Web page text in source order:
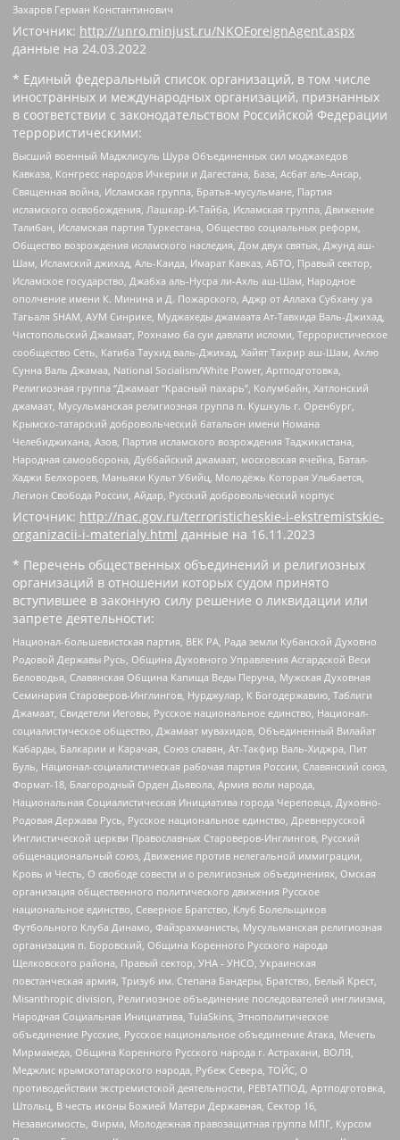
Захаров Герман Константинович
Источник: http://unro.minjust.ru/NKOForeignAgent.aspx
данные на 24.03.2022
* Единый федеральный список организаций, в том числе
иностранных и международных организаций, признанных
в соответствии с законодательством Российской Федерации
террористическими:
Высший военный Маджлисуль Шура Объединенных сил моджахедов
Кавказа, Конгресс народов Ичкерии и Дагестана, База, Асбат аль-Ансар,
Священная война, Исламская группа, Братья-мусульмане, Партия
исламского освобождения, Лашкар-И-Тайба, Исламская группа, Движение
Талибан, Исламская партия Туркестана, Общество социальных реформ,
Общество возрождения исламского наследия, Дом двух святых, Джунд аш-
Шам, Исламский джихад, Аль-Каида, Имарат Кавказ, АБТО, Правый сектор,
Исламское государство, Джабха аль-Нусра ли-Ахль аш-Шам, Народное
ополчение имени К. Минина и Д. Пожарского, Аджр от Аллаха Субхану уа
Тагьаля SHAM, АУМ Синрике, Муджахеды джамаата Ат-Тавхида Валь-Джихад,
Чистопольский Джамаат, Рохнамо ба суи давлати исломи, Террористическое
сообщество Сеть, Катиба Таухид валь-Джихад, Хайят Тахрир аш-Шам, Ахлю
Сунна Валь Джамаа, National Socialism/White Power, Артподготовка,
Религиозная группа “Джамаат “Красный пахарь”, Колумбайн, Хатлонский
джамаат, Мусульманская религиозная группа п. Кушкуль г. Оренбург,
Крымско-татарский добровольческий батальон имени Номана
Челебиджихана, Азов, Партия исламского возрождения Таджикистана,
Народная самооборона, Дуббайский джамаат, московская ячейка, Батал-
Хаджи Белхороев, Маньяки Культ Убийц, Молодёжь Которая Улыбается,
Легион Свобода России, Айдар, Русский добровольческий корпус
Источник: http://nac.gov.ru/terroristicheskie-i-ekstremistskie-
organizacii-i-materialy.html данные на 16.11.2023
* Перечень общественных объединений и религиозных
организаций в отношении которых судом принято
вступившее в законную силу решение о ликвидации или
запрете деятельности:
Национал-большевистская партия, ВЕК РА, Рада земли Кубанской Духовно
Родовой Державы Русь, Община Духовного Управления Асгардской Веси
Беловодья, Славянская Община Капища Веды Перуна, Мужская Духовная
Семинария Староверов-Инглингов, Нурджулар, К Богодержавию, Таблиги
Джамаат, Свидетели Иеговы, Русское национальное единство, Национал-
социалистическое общество, Джамаат мувахидов, Объединенный Вилайат
Кабарды, Балкарии и Карачая, Союз славян, Ат-Такфир Валь-Хиджра, Пит
Буль, Национал-социалистическая рабочая партия России, Славянский союз,
Формат-18, Благородный Орден Дьявола, Армия воли народа,
Национальная Социалистическая Инициатива города Череповца, Духовно-
Родовая Держава Русь, Русское национальное единство, Древнерусской
Инглистической церкви Православных Староверов-Инглингов, Русский
общенациональный союз, Движение против нелегальной иммиграции,
Кровь и Честь, О свободе совести и о религиозных объединениях, Омская
организация общественного политического движения Русское
национальное единство, Северное Братство, Клуб Болельщиков
Футбольного Клуба Динамо, Файзрахманисты, Мусульманская религиозная
организация п. Боровский, Община Коренного Русского народа
Щелковского района, Правый сектор, УНА - УНСО, Украинская
повстанческая армия, Тризуб им. Степана Бандеры, Братство, Белый Крест,
Misanthropic division, Религиозное объединение последователей инглиизма,
Народная Социальная Инициатива, TulaSkins, Этнополитическое
объединение Русские, Русское национальное объединение Атака, Мечеть
Мирмамеда, Община Коренного Русского народа г. Астрахани, ВОЛЯ,
Меджлис крымскотатарского народа, Рубеж Севера, ТОЙС, О
противодействии экстремистской деятельности, РЕВТАТПОД, Артподготовка,
Штольц, В честь иконы Божией Матери Державная, Сектор 16,
Независимость, Фирма, Молодежная правозащитная группа МПГ, Курсом